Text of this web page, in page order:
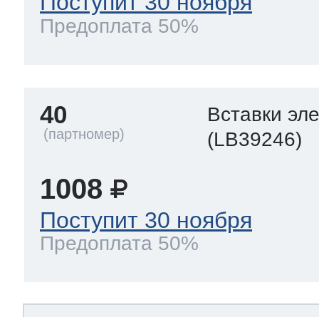
Предоплата 50%
40
Вставки
(LB39246)
1008
Поступит 30 ноября
Предоплата 50%